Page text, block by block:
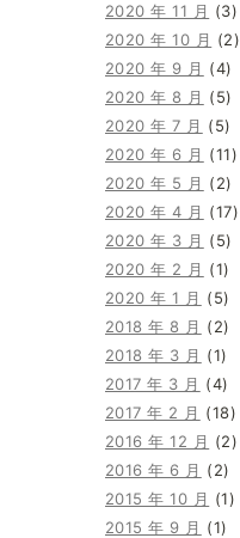
2020 年 11 月 (3)
2020 年 10 月 (2)
2020 年 9 月 (4)
2020 年 8 月 (5)
2020 年 7 月 (5)
2020 年 6 月 (11)
2020 年 5 月 (2)
2020 年 4 月 (17)
2020 年 3 月 (5)
2020 年 2 月 (1)
2020 年 1 月 (5)
2018 年 8 月 (2)
2018 年 3 月 (1)
2017 年 3 月 (4)
2017 年 2 月 (18)
2016 年 12 月 (2)
2016 年 6 月 (2)
2015 年 10 月 (1)
2015 年 9 月 (1)